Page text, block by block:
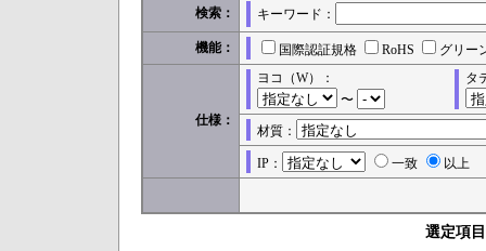
検索： キーワード：
機能： 国際認証規格 RoHS グリー
仕様：
ヨコ（W）：
〜
タ
材質：
IP： 一致 以上
選定項